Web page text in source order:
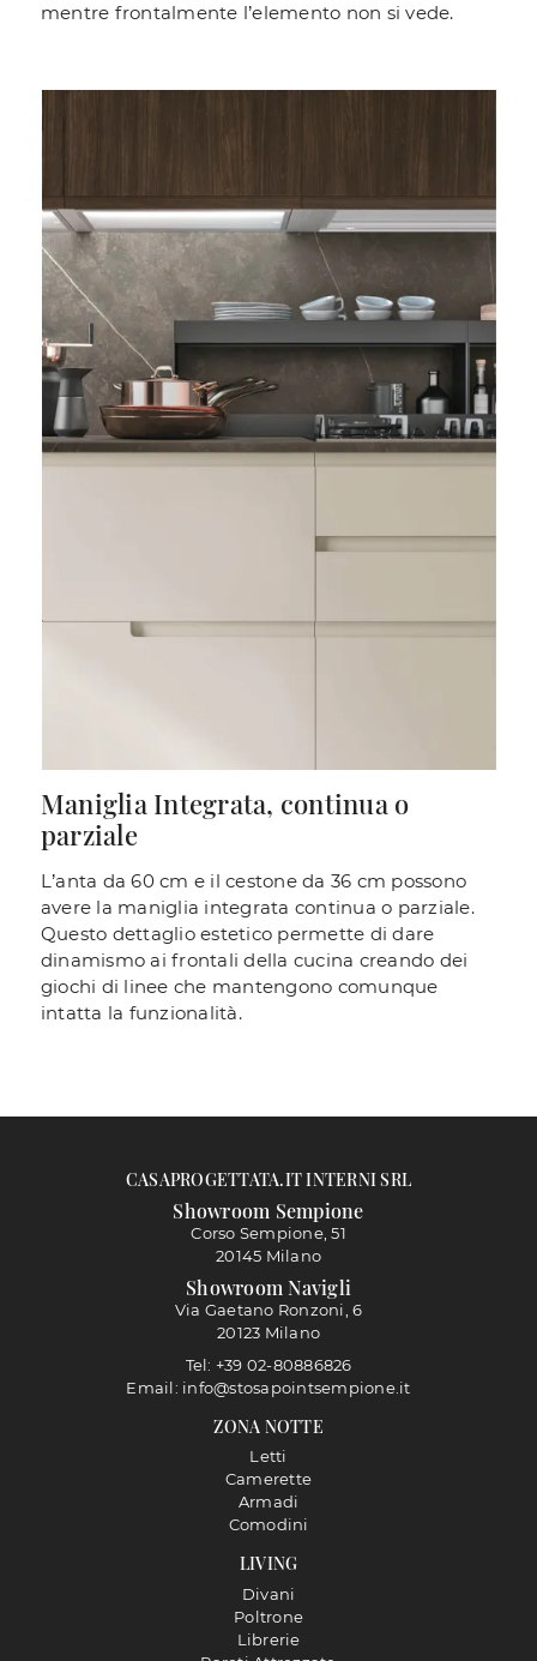
mentre frontalmente l’elemento non si vede.
Maniglia Integrata, continua o
parziale
L’anta da 60 cm e il cestone da 36 cm possono
avere la maniglia integrata continua o parziale.
Questo dettaglio estetico permette di dare
dinamismo ai frontali della cucina creando dei
giochi di linee che mantengono comunque
intatta la funzionalità.
LIVING
Divani
Poltrone
Librerie
ZONA NOTTE
Letti
Camerette
Armadi
Comodini
CASAPROGETTATA.IT INTERNI SRL
Showroom Sempione
Corso Sempione, 51
20145 Milano
Showroom Navigli
Via Gaetano Ronzoni, 6
20123 Milano
Tel: +39 02-80886826
Email: info@stosapointsempione.it